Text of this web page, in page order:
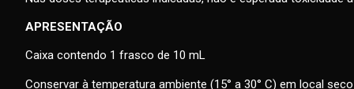
APRESENTAÇÃO
Caixa contendo 1 frasco de 10 mL
Conservar à temperatura ambiente (15° a 30° C) em local